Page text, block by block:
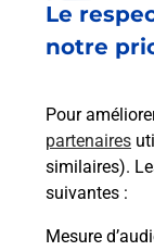
Le
notre
Pour
partenaires
similaires).
suivantes :
Mesure
Est-il
emballage
Comment